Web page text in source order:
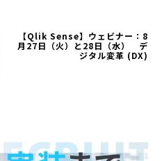
【Qlik Sense】ウェビナー：8
月27日（火）と28日（水） デ
ジタル変革 (DX)